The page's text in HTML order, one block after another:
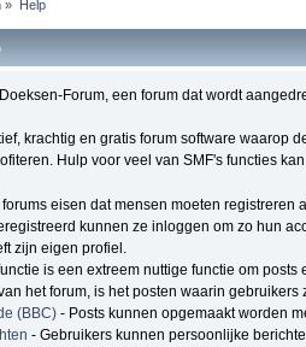
» Help
Forum, een forum dat wordt
krachtig en gratis forum software waarop
Hulp voor veel van SMF's functies
forums eisen dat mensen moeten registreren
kunnen ze inloggen om zo hun
zijn eigen profiel.
is een extreem nuttige functie om
het forum, is het posten waarin gebruikers
(BBC)- Posts kunnen opgemaakt worden
- Gebruikers kunnen persoonlijke